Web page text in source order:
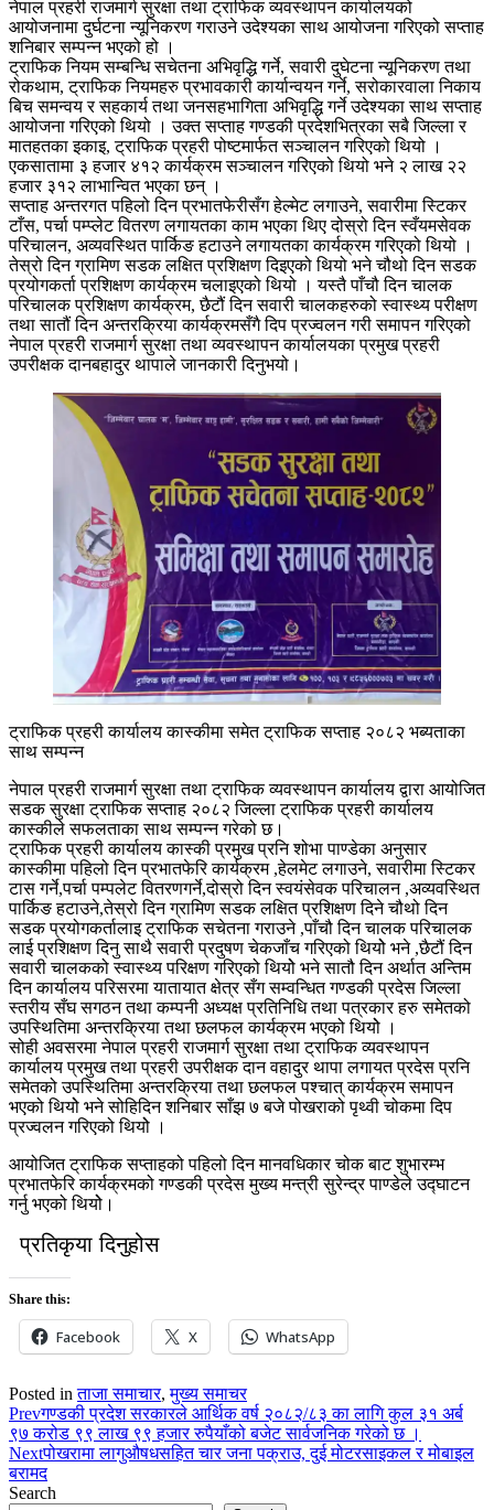
नेपाल प्रहरी राजमार्ग सुरक्षा तथा ट्राफिक व्यवस्थापन कार्यालयको
आयोजनामा दुर्घटना न्यूनिकरण गराउने उदेश्यका साथ आयोजना गरिएको सप्ताह
शनिबार सम्पन्न भएको हो ।
ट्राफिक नियम सम्बन्धि सचेतना अभिवृद्धि गर्ने, सवारी दुघेटना न्यूनिकरण तथा
रोकथाम, ट्राफिक नियमहरु प्रभावकारी कार्यान्वयन गर्ने, सरोकारवाला निकाय
बिच समन्वय र सहकार्य तथा जनसहभागिता अभिवृद्धि गर्ने उदेश्यका साथ सप्ताह
आयोजना गरिएको थियो । उक्त सप्ताह गण्डकी प्रदेशभित्रका सबै जिल्ला र
मातहतका इकाइ, ट्राफिक प्रहरी पोष्टमार्फत सञ्चालन गरिएको थियो ।
एकसातामा ३ हजार ४१२ कार्यक्रम सञ्चालन गरिएको थियो भने २ लाख २२
हजार ३१२ लाभान्वित भएका छन् ।
सप्ताह अन्तरगत पहिलो दिन प्रभातफेरीसँग हेल्मेट लगाउने, सवारीमा स्टिकर
टाँस, पर्चा पम्प्लेट वितरण लगायतका काम भएका थिए दोस्रो दिन स्वँयमसेवक
परिचालन, अव्यवस्थित पार्किङ हटाउने लगायतका कार्यक्रम गरिएको थियो ।
तेस्रो दिन ग्रामिण सडक लक्षित प्रशिक्षण दिइएको थियो भने चौथो दिन सडक
प्रयोगकर्ता प्रशिक्षण कार्यक्रम चलाइएको थियो । यस्तै पाँचौ दिन चालक
परिचालक प्रशिक्षण कार्यक्रम, छैटौं दिन सवारी चालकहरुको स्वास्थ्य परीक्षण
तथा सातौं दिन अन्तरक्रिया कार्यक्रमसँगै दिप प्रज्वलन गरी समापन गरिएको
नेपाल प्रहरी राजमार्ग सुरक्षा तथा व्यवस्थापन कार्यालयका प्रमुख प्रहरी
उपरीक्षक दानबहादुर थापाले जानकारी दिनुभयो।
ट्राफिक प्रहरी कार्यालय कास्कीमा समेत ट्राफिक सप्ताह २०८२ भब्यताका
साथ सम्पन्न
नेपाल प्रहरी राजमार्ग सुरक्षा तथा ट्राफिक व्यवस्थापन कार्यालय द्वारा आयोजित
सडक सुरक्षा ट्राफिक सप्ताह २०८२ जिल्ला ट्राफिक प्रहरी कार्यालय
कास्कीले सफलताका साथ सम्पन्न गरेको छ।
ट्राफिक प्रहरी कार्यालय कास्की प्रमुख प्रनि शोभा पाण्डेका अनुसार
कास्कीमा पहिलो दिन प्रभातफेरि कार्यक्रम ,हेलमेट लगाउने, सवारीमा स्टिकर
टास गर्ने,पर्चा पम्पलेट वितरणगर्ने,दोस्रो दिन स्वयंसेवक परिचालन ,अव्यवस्थित
पार्किङ हटाउने,तेस्रो दिन ग्रामिण सडक लक्षित प्रशिक्षण दिने चौथो दिन
सडक प्रयोगकर्तालाइ ट्राफिक सचेतना गराउने ,पाँचौ दिन चालक परिचालक
लाई प्रशिक्षण दिनु साथै सवारी प्रदुषण चेकजाँच गरिएको थियोे भने ,छैटौं दिन
सवारी चालकको स्वास्थ्य परिक्षण गरिएको थियोे भने सातौ दिन अर्थात अन्तिम
दिन कार्यालय परिसरमा यातायात क्षेत्र सँग सम्वन्धित गण्डकी प्रदेस जिल्ला
स्तरीय सँघ सगठन तथा कम्पनी अध्यक्ष प्रतिनिधि तथा पत्रकार हरु समेतको
उपस्थितिमा अन्तरक्रिया तथा छलफल कार्यक्रम भएको थियोे ।
सोही अवसरमा नेपाल प्रहरी राजमार्ग सुरक्षा तथा ट्राफिक व्यवस्थापन
कार्यालय प्रमुख तथा प्रहरी उपरीक्षक दान वहादुर थापा लगायत प्रदेस प्रनि
समेतको उपस्थितिमा अन्तरक्रिया तथा छलफल पश्चात् कार्यक्रम समापन
भएको थियोे भने सोहिदिन शनिबार साँझ ७ बजे पोखराको पृथ्वी च‍ोकमा दिप
प्रज्वलन गरिएको थियोे ।
आय‍ोजित ट्राफिक सप्ताहको पहिलो दिन मानवधिकार चोक बाट शुभारम्भ
प्रभातफेरि कार्यक्रमको गण्डकी प्रदेस मुख्य मन्त्री सुरेन्द्र पाण्डेले उद्घाटन
गर्नु भएको थियोे।
प्रतिकृया दिनुहोस
Share this:
Facebook X WhatsApp
Posted inताजा समाचार,मुख्य समाचर
Prevगण्डकी प्रदेश सरकारले आर्थिक वर्ष २०८२/८३ का लागि कुल ३१ अर्ब
९७ करोड ९९ लाख ९९ हजार रुपैयाँको बजेट सार्वजनिक गरेको छ ।
Nextपोखरामा लागुऔषधसहित चार जना पक्राउ, दुई मोटरसाइकल र मोबाइल
बरामद
Search